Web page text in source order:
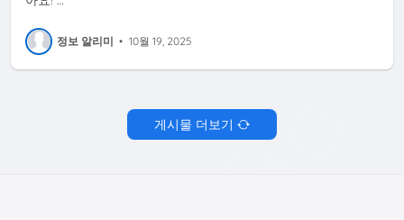
정보 알리미 • 10월 19, 2025
게시물 더보기